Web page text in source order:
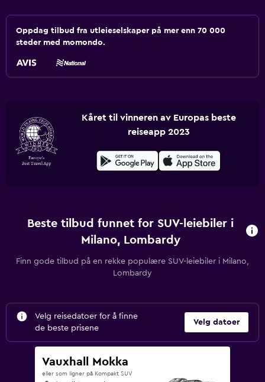
Oppdag tilbud fra utleieselskaper på mer enn 70 000
steder med momondo.
Kåret til vinneren av Europas beste
reiseapp 2023
Beste tilbud funnet for SUV-leiebiler i
Milano, Lombardy
Finn gode tilbud på en rekke populære SUV-leiebiler i Milano,
Lombardy
Velg reisedatoer for å finne
de beste prisene
Velg datoer
Vauxhall Mokka
eller som ligner på Kompakt SUV